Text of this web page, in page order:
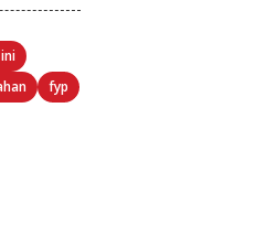
fyp